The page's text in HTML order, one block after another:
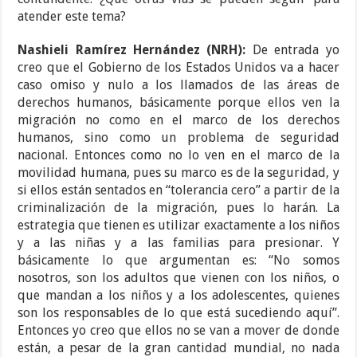
atender este tema?
Nashieli Ramírez Hernández (NRH):
De entrada yo
creo que el Gobierno de los Estados Unidos va a hacer
caso omiso y nulo a los llamados de las áreas de
derechos humanos, básicamente porque ellos ven la
migración no como en el marco de los derechos
humanos, sino como un problema de seguridad
nacional. Entonces como no lo ven en el marco de la
movilidad humana, pues su marco es de la seguridad, y
si ellos están sentados en “tolerancia cero” a partir de la
criminalización de la migración, pues lo harán. La
estrategia que tienen es utilizar exactamente a los niños
y a las niñas y a las familias para presionar. Y
básicamente lo que argumentan es: “No somos
nosotros, son los adultos que vienen con los niños, o
que mandan a los niños y a los adolescentes, quienes
son los responsables de lo que está sucediendo aquí”.
Entonces yo creo que ellos no se van a mover de donde
están, a pesar de la gran cantidad mundial, no nada